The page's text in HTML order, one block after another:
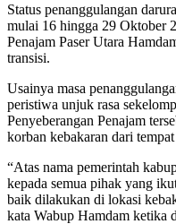
Status penanggulangan
mulai 16 hingga 29 Oktober
Penajam Paser Utara
transisi.
Usainya masa
peristiwa unjuk rasa
Penyeberangan Penajam
korban kebakaran dari
“Atas nama pemerintah
kepada semua pihak yang
baik dilakukan di lokasi
kata Wabup Hamdam ketika